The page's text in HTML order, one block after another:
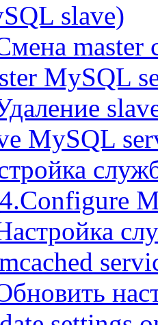
slave)
master
MySQL
MySQL